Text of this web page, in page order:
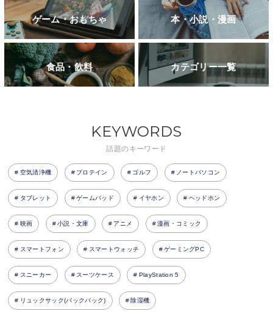
ゲーム・おもちゃ 本・小説・漫画
食品・飲料 カテゴリー一覧
KEYWORDS
話題のキーワード
空気清浄機 プロテイン ゴルフ ノートパソコン
タブレット ゲームパッド イヤホン ヘッドホン
映画 小説・文庫 アニメ 漫画・コミック
スマートフォン スマートウォッチ ゲーミングPC
スニーカー スーツケース PlayStation 5
リュックサック(バックパック) 除湿機